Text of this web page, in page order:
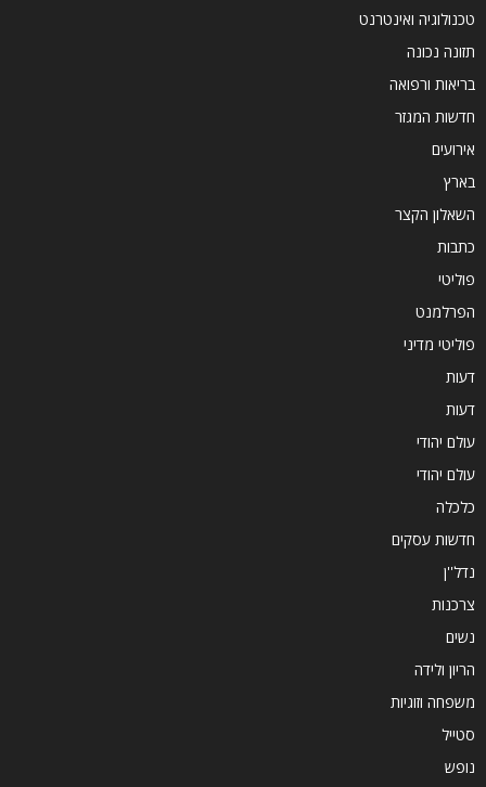
טכנולוגיה ואינטרנט
תזונה נכונה
בריאות ורפואה
חדשות המגזר
אירועים
בארץ
השאלון הקצר
כתבות
פוליטי
הפרלמנט
פוליטי מדיני
דעות
דעות
עולם יהודי
עולם יהודי
כלכלה
חדשות עסקים
נדל''ן
צרכנות
נשים
הריון ולידה
משפחה וזוגיות
סטייל
נופש